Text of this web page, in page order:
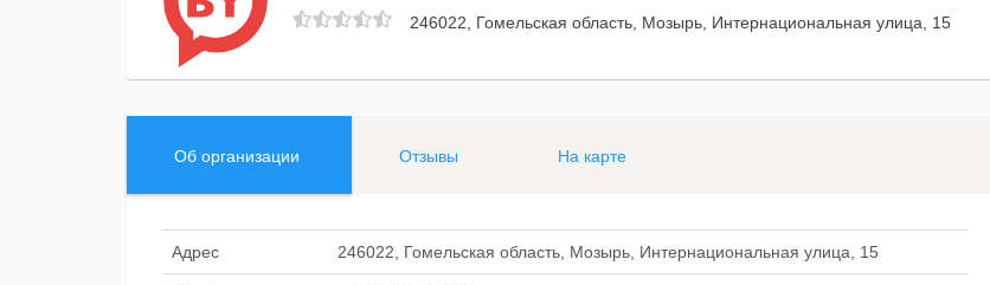
246022, Гомельская область, Мозырь, Интернациональная улица, 15
Об организации Отзывы На карте
Адрес 246022, Гомельская область, Мозырь, Интернациональная улица, 15